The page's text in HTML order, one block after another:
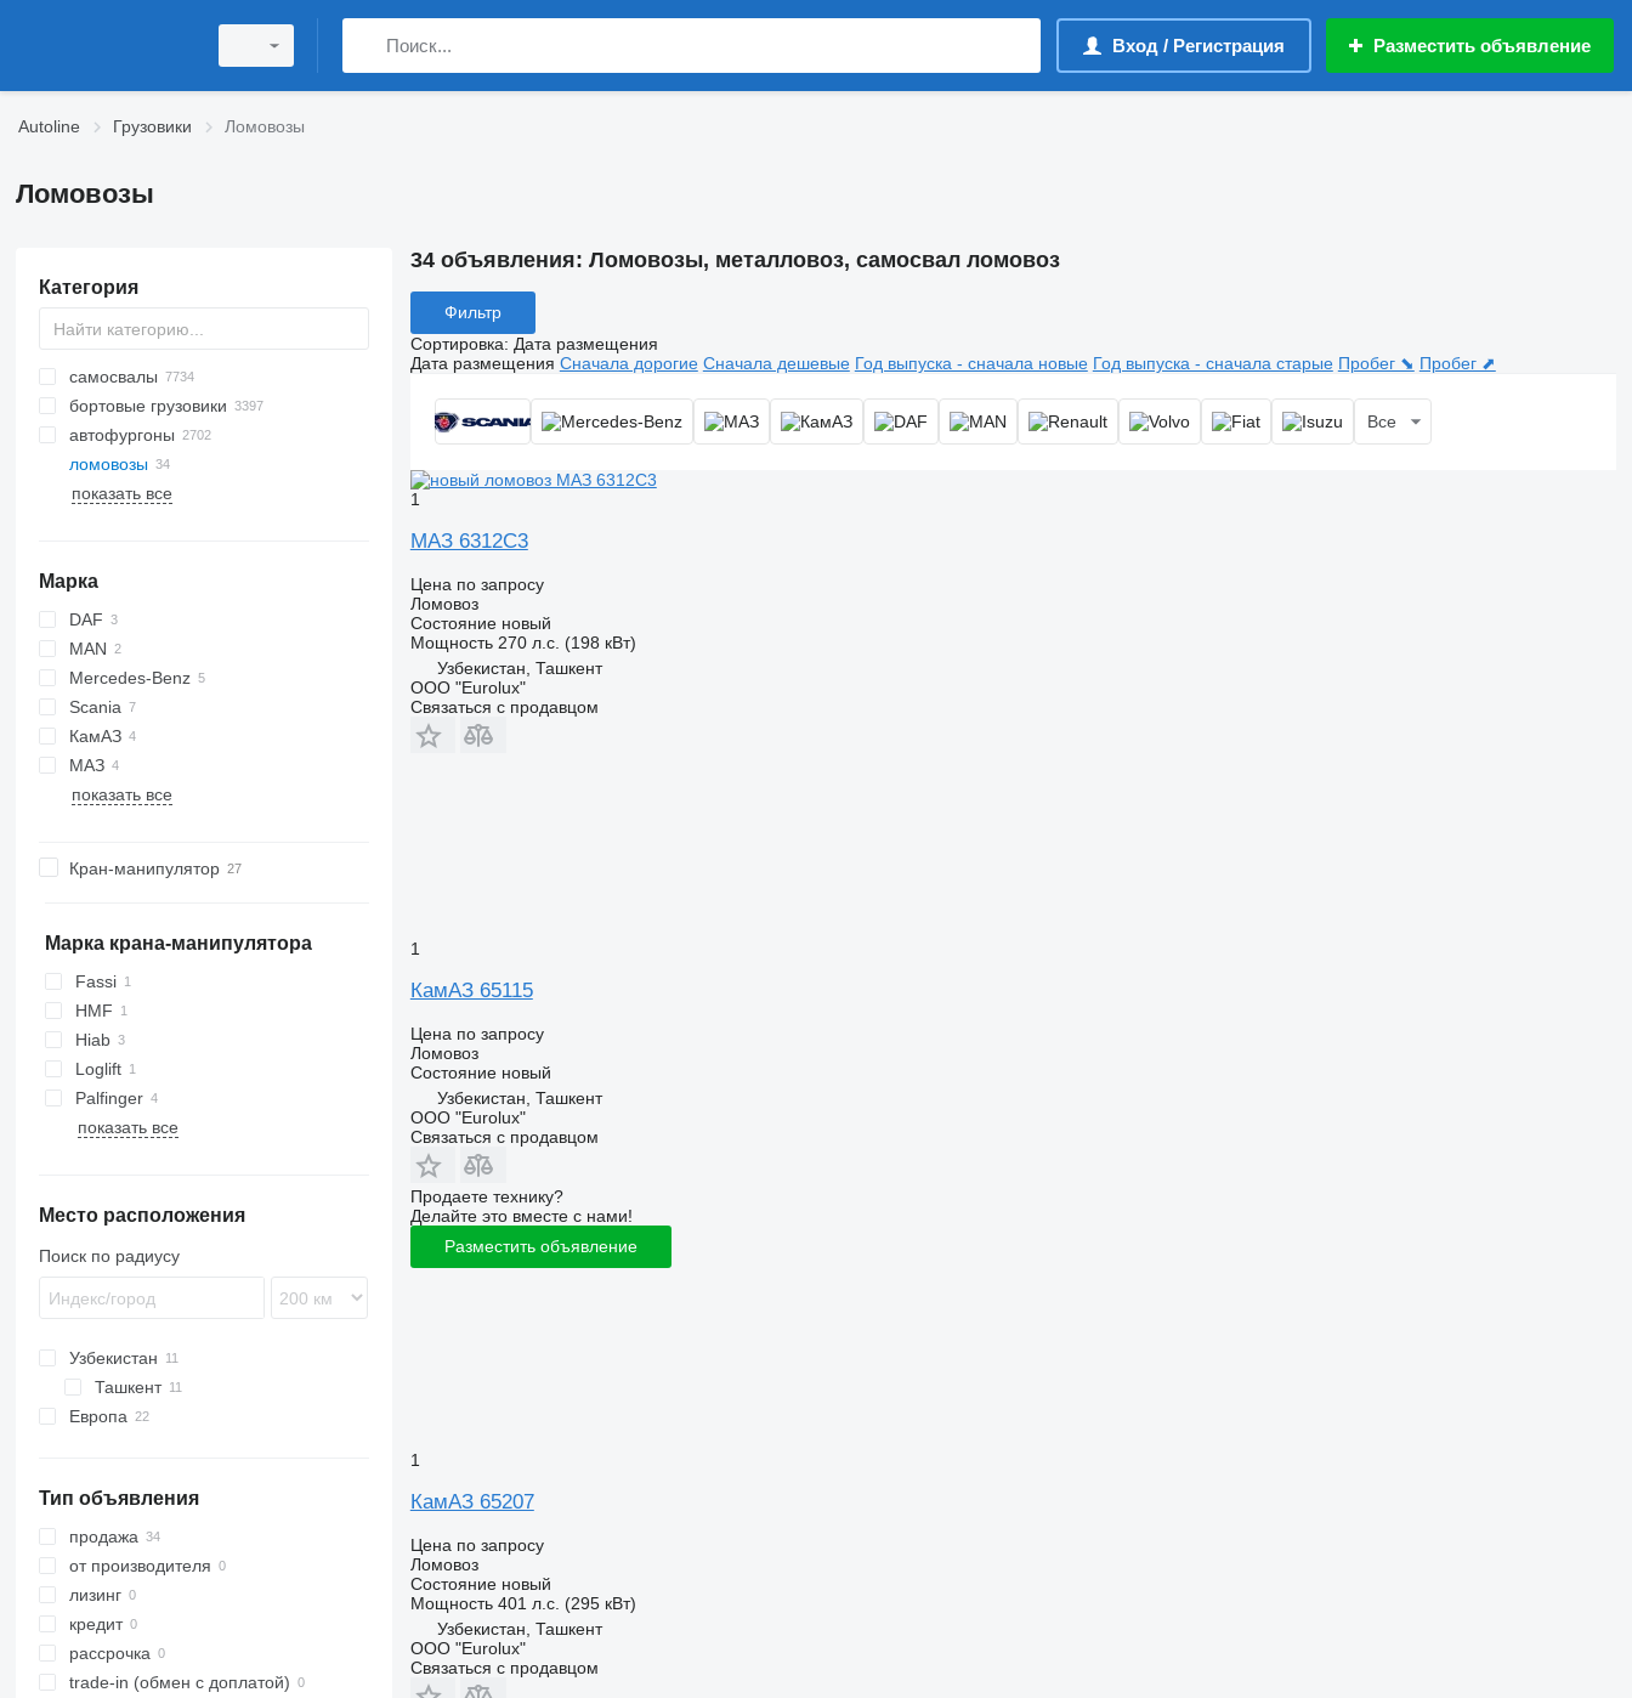
Вход / Регистрация Разместить объявление
Autoline Грузовики Ломовозы
Ломовозы
Категория
самосвалы
бортовые грузовики
автофургоны
ломовозы
показать все
Марка
DAF
CF
XF
Eurotrakker
MAN
TGL
Mercedes-Benz
Actros
Antos
Arocs
Atego
Premium
T-series
Scania
G-series
P-series
R-series
FH
FM
4900
КамАЗ
6520
65115
МАЗ
показать все
Кран-манипулятор
Марка крана-манипулятора
Fassi
HMF
Hiab
Loglift
Palfinger
показать все
Место расположения
Поиск по радиусу
Узбекистан
Ташкент
Европа
Венгрия
Чехия
Финляндия
Словения
Румыния
Португалия
показать все
Тип объявления
продажа
от производителя
лизинг
кредит
рассрочка
trade-in (обмен с доплатой)
34 объявления: Ломовозы, металловоз, самосвал ломовоз
Фильтр
Сортировка: Дата размещения
Дата размещения Сначала дорогие Сначала дешевые Год выпуска - сначала новые Год выпуска - сначала старые Пробег ⬊ Пробег ⬈
Все
1
МАЗ 6312C3
Цена по запросу
Ломовоз
Состояниеновый
Мощность 270 л.с. (198 кВт)
Узбекистан, Ташкент
ООО "Eurolux"
Связаться с продавцом
1
КамАЗ 65115
Цена по запросу
Ломовоз
Состояниеновый
Узбекистан, Ташкент
ООО "Eurolux"
Связаться с продавцом
Продаете технику?
Делайте это вместе с нами!
Разместить объявление
1
КамАЗ 65207
Цена по запросу
Ломовоз
Состояниеновый
Мощность 401 л.с. (295 кВт)
Узбекистан, Ташкент
ООО "Eurolux"
Связаться с продавцом